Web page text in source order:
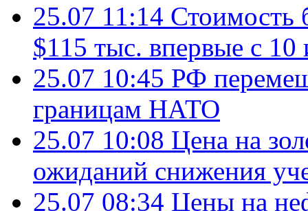
25.07 11:14 Стоимость
$115 тыс. впервые с 10
25.07 10:45 РФ
границам НАТО
25.07 10:08 Цена на
ожиданий снижения
25.07 08:34 Цены на